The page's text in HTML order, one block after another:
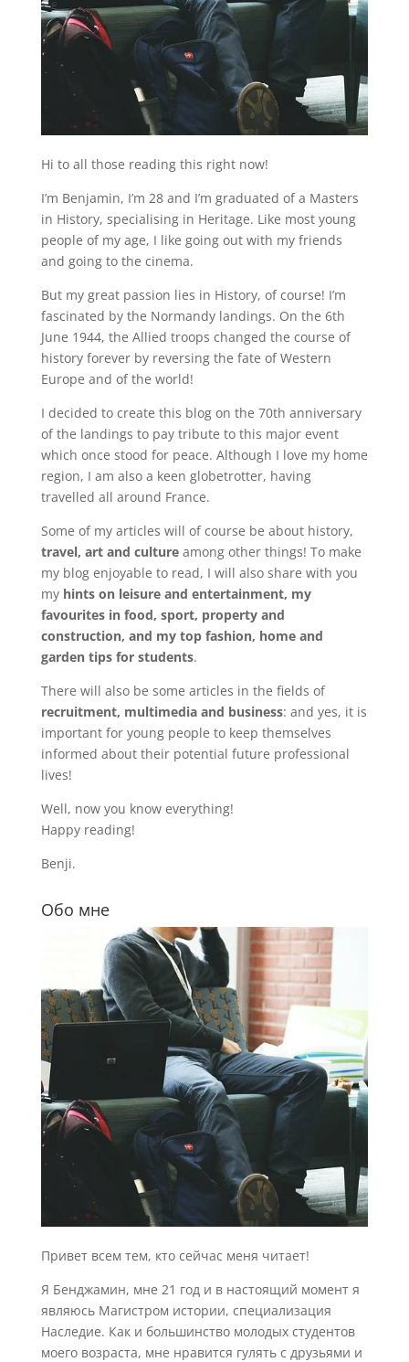
Hi to all those reading this right now!
I’m Benjamin, I’m 28 and I’m graduated of a Masters
in History, specialising in Heritage. Like most young
people of my age, I like going out with my friends
and going to the cinema.
But my great passion lies in History, of course! I’m
fascinated by the Normandy landings. On the 6th
June 1944, the Allied troops changed the course of
history forever by reversing the fate of Western
Europe and of the world!
I decided to create this blog on the 70th anniversary
of the landings to pay tribute to this major event
which once stood for peace. Although I love my home
region, I am also a keen globetrotter, having
travelled all around France.
Some of my articles will of course be about history,
travel, art and cultureamong other things! To make
my blog enjoyable to read, I will also share with you
my hints on leisure and entertainment, my
favourites in food, sport, property and
construction, and my top fashion, home and
garden tips for students.
There will also be some articles in the fields of
recruitment, multimedia and business: and yes, it is
important for young people to keep themselves
informed about their potential future professional
lives!
Well, now you know everything!
Happy reading!
Benji.
Обо мне
Привет всем тем, кто сейчас меня читает!
Я Бенджамин, мне 21 год и в настоящий момент я
являюсь Магистром истории, специализация
Наследие. Как и большинство молодых студентов
моего возраста, мне нравится гулять с друзьями и